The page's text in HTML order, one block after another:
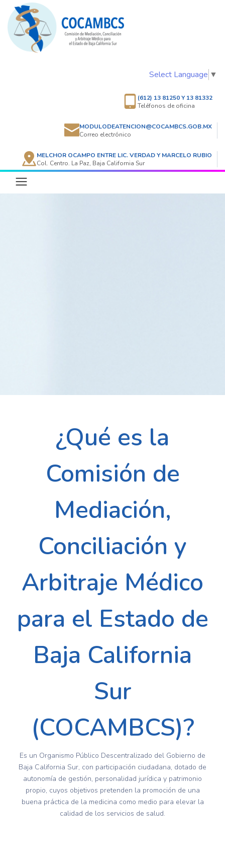
Select Language ▼
(612) 13 81250 Y 13 81332
Teléfonos de oficina
MODULODEATENCION@COCAMBCS.GOB.MX
Correo electrónico
MELCHOR OCAMPO ENTRE LIC. VERDAD Y MARCELO RUBIO
Col. Centro. La Paz, Baja California Sur
¿Qué es la
Comisión de
Mediación,
Conciliación y
Arbitraje Médico
para el Estado de
Baja California
Sur
(COCAMBCS)?
Es un Organismo Público Descentralizado del Gobierno de
Baja California Sur, con participación ciudadana, dotado de
autonomía de gestión, personalidad jurídica y patrimonio
propio, cuyos objetivos pretenden la promoción de una
buena práctica de la medicina como medio para elevar la
calidad de los servicios de salud.